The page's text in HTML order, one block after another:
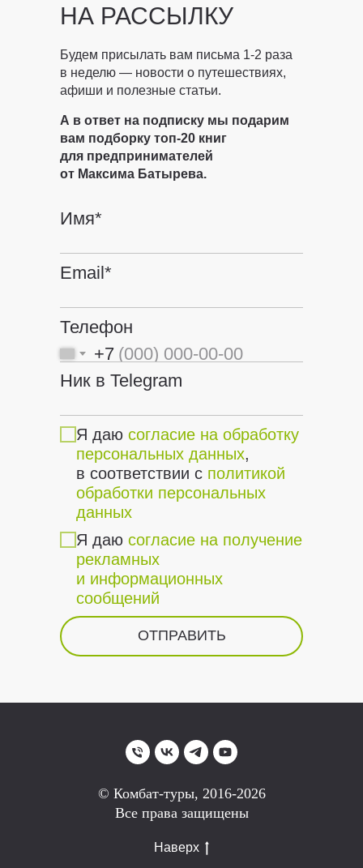
НА РАССЫЛКУ
Будем присылать вам письма 1-2 раза
в неделю — новости о путешествиях,
афиши и полезные статьи.
Имя*
Email*
Телефон
+7
Ник в Telegram
Я даю согласие на обработку
персональных данных,
в соответствии с политикой
обработки персональных
данных
Я даю согласие на получение
рекламных
и информационных
сообщений
ОТПРАВИТЬ
А в ответ на подписку мы подарим
вам подборку топ-20 книг
для предпринимателей
от Максима Батырева.
© Комбат-туры, 2016-2026
Все права защищены
Наверх